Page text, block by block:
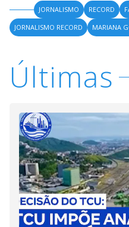
JORNALISMO RECORD
JORNALISMO RECORD
MARIANA
Últimas